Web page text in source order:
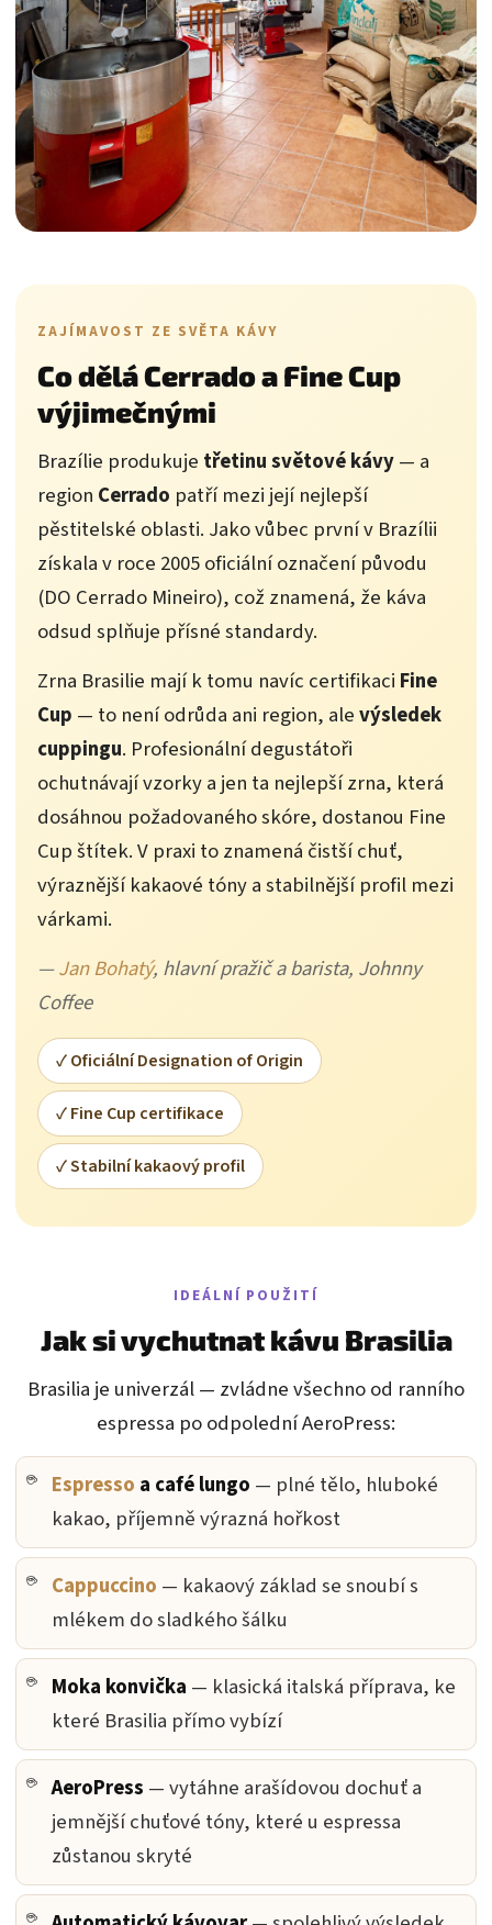
ZAJÍMAVOST ZE SVĚTA KÁVY
Co dělá Cerrado a Fine Cup
výjimečnými
Brazílie produkuje třetinu světové kávy— a
region Cerrado patří mezi její nejlepší
pěstitelské oblasti. Jako vůbec první v Brazílii
získala v roce 2005 oficiální označení původu
(DO Cerrado Mineiro), což znamená, že káva
odsud splňuje přísné standardy.
Zrna Brasilie mají k tomu navíc certifikaci Fine
Cup — to není odrůda ani region, alevýsledek
cuppingu. Profesionální degustátoři
ochutnávají vzorky a jen ta nejlepší zrna, která
dosáhnou požadovaného skóre, dostanou Fine
Cup štítek. V praxi to znamená čistší chuť,
výraznější kakaové tóny a stabilnější profil mezi
várkami.
—Jan Bohatý, hlavní pražič a barista, Johnny
Coffee
✓ Oficiální Designation of Origin
✓ Fine Cup certifikace
✓ Stabilní kakaový profil
IDEÁLNÍ POUŽITÍ
Jak si vychutnat kávu Brasilia
Brasilia je univerzál — zvládne všechno od ranního
espressa po odpolední AeroPress:
Espresso a café lungo — plné tělo, hluboké
kakao, příjemně výrazná hořkost
Cappuccino — kakaový základ se snoubí s
mlékem do sladkého šálku
Moka konvička — klasická italská příprava, ke
které Brasilia přímo vybízí
AeroPress — vytáhne arašídovou dochuť a
jemnější chuťové tóny, které u espressa
zůstanou skryté